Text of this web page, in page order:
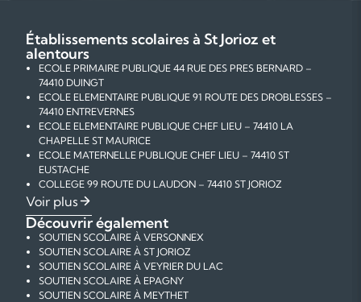
Établissements scolaires à St Jorioz et
alentours
ECOLE PRIMAIRE PUBLIQUE 44 RUE DES PRES BERNARD –
74410 DUINGT
ECOLE ELEMENTAIRE PUBLIQUE 91 ROUTE DES DROBLESSES –
74410 ENTREVERNES
ECOLE ELEMENTAIRE PUBLIQUE CHEF LIEU – 74410 LA
CHAPELLE ST MAURICE
ECOLE MATERNELLE PUBLIQUE CHEF LIEU – 74410 ST
EUSTACHE
COLLEGE 99 ROUTE DU LAUDON – 74410 ST JORIOZ
ECOLE ELEMENTAIRE PUBLIQUE ROUTE DU CENTRE – 74410 ST
JORIOZ
ECOLE MATERNELLE PUBLIQUE 103 RUE DES ECOLES – 74410
ST JORIOZ
Voir plus
Découvrir également
SOUTIEN SCOLAIRE À VERSONNEX
SOUTIEN SCOLAIRE À ST JORIOZ
SOUTIEN SCOLAIRE À VEYRIER DU LAC
SOUTIEN SCOLAIRE À EPAGNY
SOUTIEN SCOLAIRE À MEYTHET